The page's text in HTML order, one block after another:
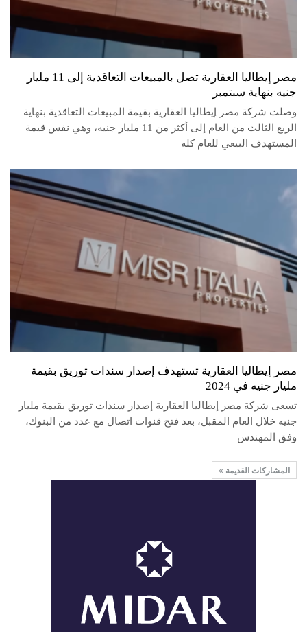
مصر إيطاليا العقارية تصل بالمبيعات التعاقدية إلى 11 مليار
جنيه بنهاية سبتمبر
وصلت شركة مصر إيطاليا العقارية بقيمة المبيعات التعاقدية بنهاية
الربع الثالث من العام إلى أكثر من 11 مليار جنيه، وهي نفس قيمة
المستهدف البيعي للعام كله
مصر إيطاليا العقارية تستهدف إصدار سندات توريق بقيمة
مليار جنيه في 2024
تسعى شركة مصر إيطاليا العقارية إصدار سندات توريق بقيمة مليار
جنيه خلال العام المقبل، بعد فتح قنوات اتصال مع عدد من البنوك،
وفق المهندس
المشاركات القديمة